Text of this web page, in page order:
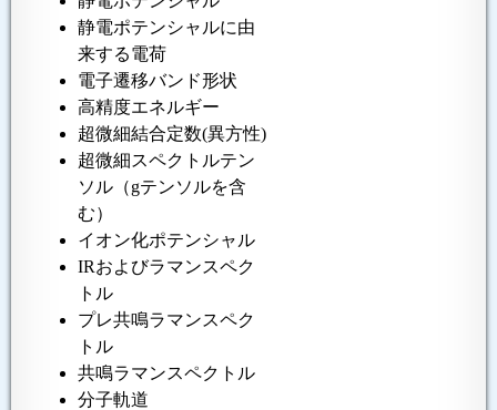
静電ポテンシャルに由
来する電荷
電子遷移バンド形状
高精度エネルギー
超微細結合定数(異方性)
超微細スペクトルテン
ソル（gテンソルを含
む）
イオン化ポテンシャル
IRおよびラマンスペク
トル
プレ共鳴ラマンスペク
トル
共鳴ラマンスペクトル
分子軌道